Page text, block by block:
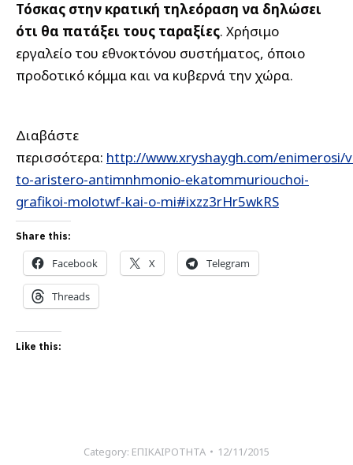
Τόσκας στην κρατική τηλεόραση να δηλώσει
ότι θα πατάξει τους ταραξίες. Χρήσιμο
εργαλείο του εθνοκτόνου συστήματος, όποιο
προδοτικό κόμμα και να κυβερνά την χώρα.
Διαβάστε
περισσότερα: http://www.xryshaygh.com/enimerosi/
to-aristero-antimnhmonio-ekatommuriouchoi-
grafikoi-molotwf-kai-o-mi#ixzz3rHr5wkRS
Share this:
Facebook X Telegram
Threads
Like this:
Category: ΕΠΙΚΑΙΡΟΤΗΤΑ 12/11/2015